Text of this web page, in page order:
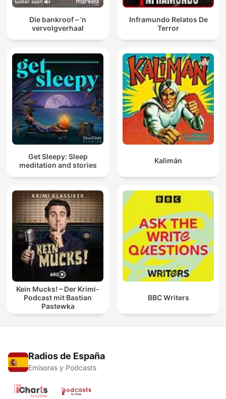
Die bankroof – ’n
vervolgverhaal
Inframundo Relatos De
Terror
Get Sleepy: Sleep
meditation and stories
Kalimán
Kein Mucks! – Der Krimi-
Podcast mit Bastian
Pastewka
BBC Writers
Radios de España
Emisoras y Podcasts